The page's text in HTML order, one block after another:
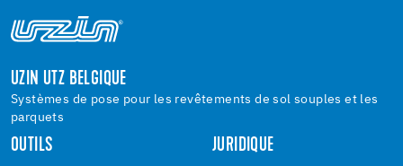
UZIN UTZ BELGIQUE
Systèmes de pose pour les revêtements de sol souples et les
parquets
OUTILS JURIDIQUE